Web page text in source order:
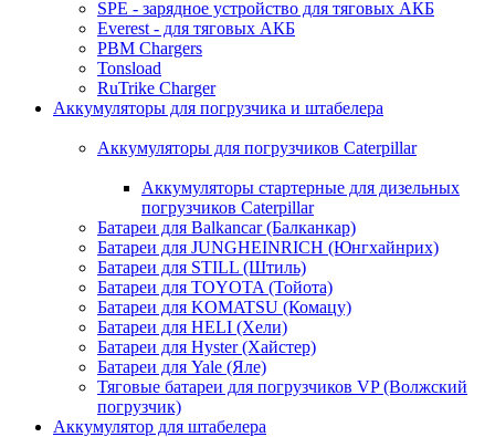
SPE - зарядное устройство для тяговых АКБ
Everest - для тяговых АКБ
PBM Chargers
Tonsload
RuTrike Charger
Аккумуляторы для погрузчика и штабелера
Аккумуляторы для погрузчиков Caterpillar
Аккумуляторы стартерные для дизельных
погрузчиков Caterpillar
Батареи для Balkancar (Балканкар)
Батареи для JUNGHEINRICH (Юнгхайнрих)
Батареи для STILL (Штиль)
Батареи для TOYOTA (Тойота)
Батареи для KOMATSU (Комацу)
Батареи для HELI (Хели)
Батареи для Hyster (Хайстер)
Батареи для Yale (Яле)
Тяговые батареи для погрузчиков VP (Волжский
погрузчик)
Аккумулятор для штабелера